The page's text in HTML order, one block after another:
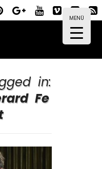
MENÜ
in:
Fe